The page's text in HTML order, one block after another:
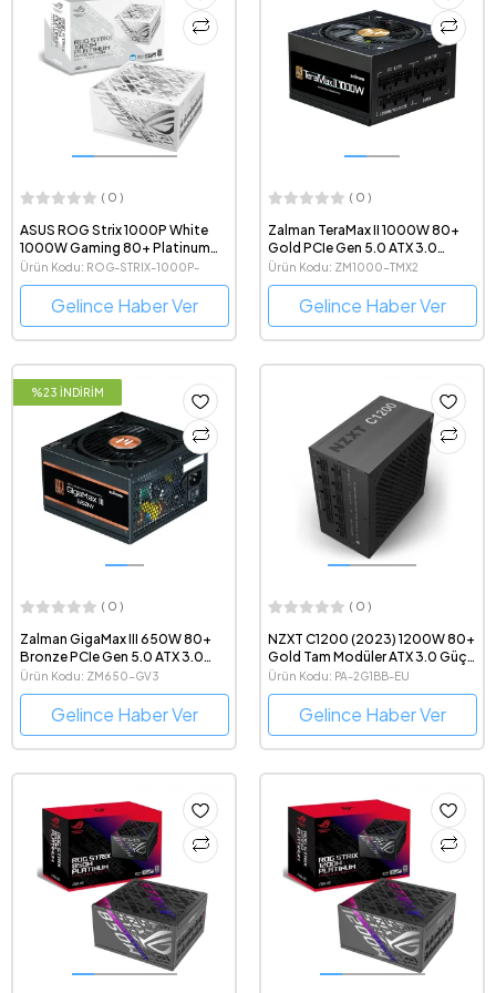
( 0 )
ASUS ROG Strix 1000P White
1000W Gaming 80+ Platinum
Tam Modüler ATX 3.1 Beyaz Güç
Kaynağı
Ürün Kodu: ROG-STRIX-1000P-
GAMING-WHITE
Gelince Haber Ver
( 0 )
Zalman TeraMax II 1000W 80+
Gold PCIe Gen 5.0 ATX 3.0
Uyumlu Güç Kaynağı
Ürün Kodu: ZM1000-TMX2
Gelince Haber Ver
%23 İNDİRİM
( 0 )
Zalman GigaMax III 650W 80+
Bronze PCIe Gen 5.0 ATX 3.0
Uyumlu Güç Kaynağı
Ürün Kodu: ZM650-GV3
Gelince Haber Ver
( 0 )
NZXT C1200 (2023) 1200W 80+
Gold Tam Modüler ATX 3.0 Güç
Kaynağı
Ürün Kodu: PA-2G1BB-EU
Gelince Haber Ver